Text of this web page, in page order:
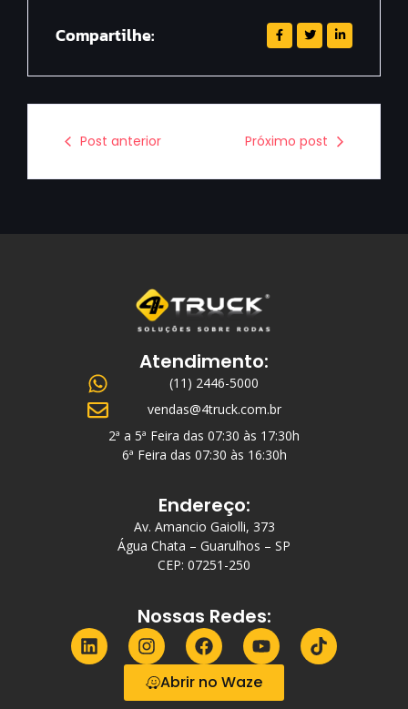
Compartilhe:
Post anterior Próximo post
Atendimento:
(11) 2446-5000
vendas@4truck.com.br
2ª a 5ª Feira das 07:30 às 17:30h
6ª Feira das 07:30 às 16:30h
Endereço:
Av. Amancio Gaiolli, 373
Água Chata – Guarulhos – SP
CEP: 07251-250
Nossas Redes:
Abrir no Waze